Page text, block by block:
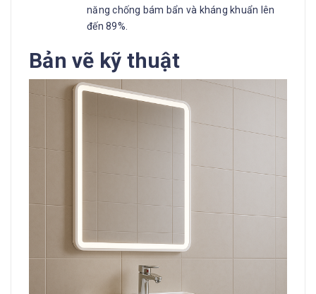
năng chống bám bẩn và kháng khuẩn lên
đến 89%.
Bản vẽ kỹ thuật